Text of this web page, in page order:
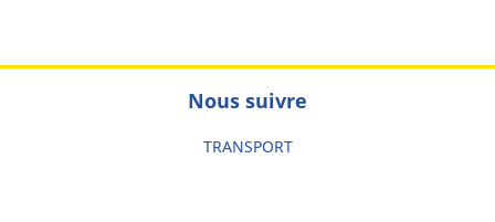
Nous suivre
TRANSPORT